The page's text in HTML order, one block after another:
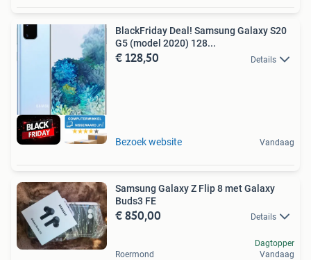
BlackFriday Deal! Samsung Galaxy S20
G5 (model 2020) 128...
€ 128,50 Details
Bezoek website Vandaag
Samsung Galaxy Z Flip 8 met Galaxy
Buds3 FE
€ 850,00 Details
Roermond
Dagtopper
Vandaag